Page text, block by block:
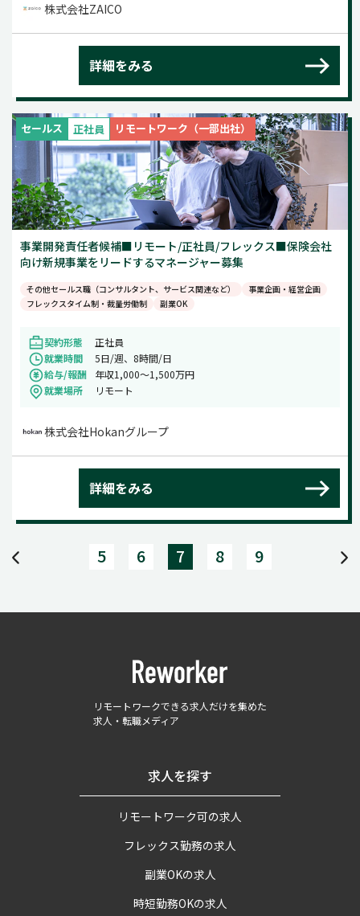
株式会社ZAICO
詳細をみる
セールス 正社員 リモートワーク（一部出社）
事業開発責任者候補■リモート/正社員/フレックス■保険会社
向け新規事業をリードするマネージャー募集
その他セールス職（コンサルタント、サービス関連など）
事業企画・経営企画
フレックスタイム制・裁量労働制
副業OK
契約形態
正社員
就業時間
5日/週、8時間/日
給与/報酬
年収1,000〜1,500万円
就業場所
リモート
株式会社Hokanグループ
詳細をみる
5 6 7 8 9
リモートワークできる求人だけを集めた
求人・転職メディア
求人を探す
リモートワーク可の求人
フレックス勤務の求人
副業OKの求人
時短勤務OKの求人